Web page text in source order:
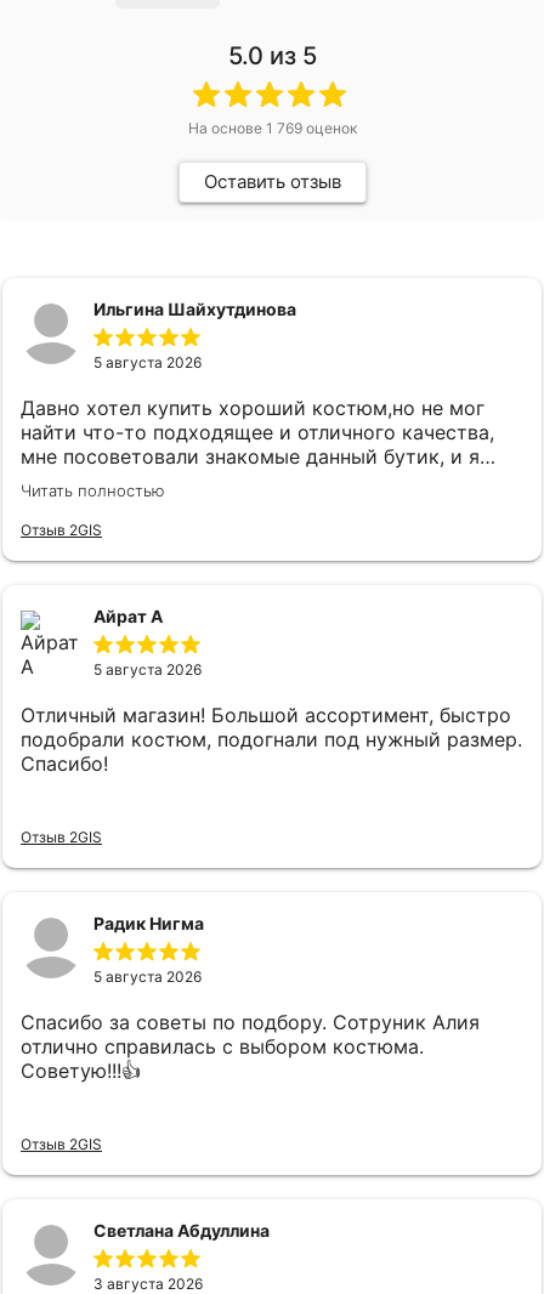
5.0 из 5
На основе 1 769оценок
Оставить отзыв
Ильгина Шайхутдинова
5 августа 2026
Давно хотел купить хороший костюм,но не мог
найти что-то подходящее и отличного качества,
мне посоветовали знакомые данный бутик, и я
удивился огромному выбору костюмов и при этом
качественного.Как зашел консультант Карина
встретила очень вежливо и сразу
Читать полностью
Отзыв 2GIS
Айрат А
5 августа 2026
Отличный магазин! Большой ассортимент, быстро
подобрали костюм, подогнали под нужный размер.
Спасибо!
Отзыв 2GIS
Радик Нигма
5 августа 2026
Спасибо за советы по подбору. Сотруник Алия
отлично справилась с выбором костюма.
Советую!!!👍
Отзыв 2GIS
Светлана Абдуллина
3 августа 2026